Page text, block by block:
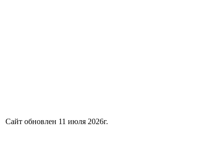
Сайт обновлен 11 июля 2026г.